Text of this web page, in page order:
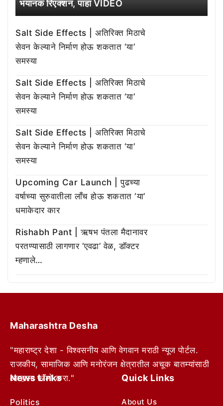
भयानक रिएक्शन, पाहा VIDEO
Salt Side Effects | अतिरिक्त मिठाचे
सेवन केल्याने निर्माण होऊ शकतात ‘या’
समस्या
Salt Side Effects | अतिरिक्त मिठाचे
सेवन केल्याने निर्माण होऊ शकतात ‘या’
समस्या
Salt Side Effects | अतिरिक्त मिठाचे
सेवन केल्याने निर्माण होऊ शकतात ‘या’
समस्या
Upcoming Car Launch | पुढच्या
वर्षाच्या सुरुवातीला लाँच होऊ शकतात ‘या’
धमाकेदार कार
Rishabh Pant | ऋषभ पंतला मैदानावर
परतण्यासाठी लागणार ‘एवढा’ वेळ, डॉक्टर
म्हणाले…
Maharashtra Desha
"महाराष्ट्र देशा - विश्वसनीय आणि वेगवान मराठी न्यूज पोर्टल.
राजकीय, सामाजिक आणि मनोरंजन क्षेत्रातील अचूक बातम्यांसाठी
आम्हाला फॉलो करा."
News Links
Politics
Quick Links
About Us